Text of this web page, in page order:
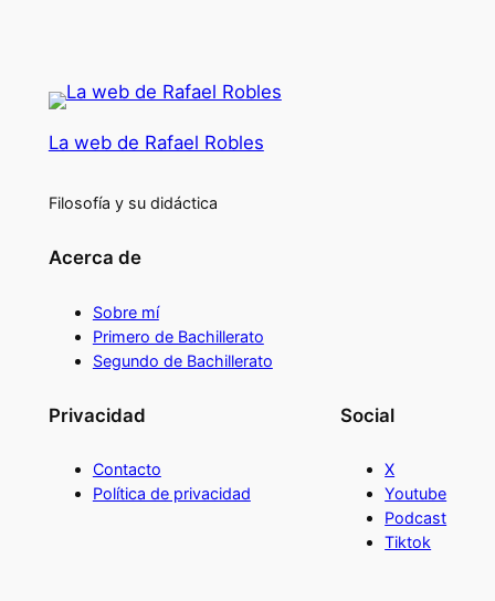
La web de Rafael Robles
Filosofía y su didáctica
Acerca de
Sobre mí
Primero de Bachillerato
Segundo de Bachillerato
Privacidad
Contacto
Política de privacidad
Social
X
Youtube
Podcast
Tiktok